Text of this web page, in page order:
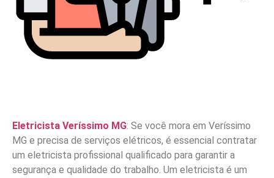
Eletricista Veríssimo MG: Se você mora em Veríssimo
MG e precisa de serviços elétricos, é essencial contratar
um eletricista profissional qualificado para garantir a
segurança e qualidade do trabalho. Um eletricista é um